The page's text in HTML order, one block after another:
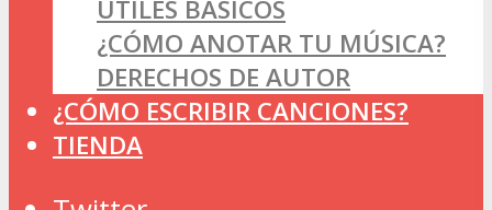
ÚTILES BÁSICOS
¿CÓMO ANOTAR TU MÚSICA?
DERECHOS DE AUTOR
¿CÓMO ESCRIBIR CANCIONES?
TIENDA